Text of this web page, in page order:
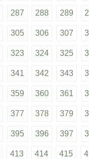
287 288 289
305 306 307
323 324 325
341 342 343
359 360 361
377 378 379
395 396 397
413 414 415